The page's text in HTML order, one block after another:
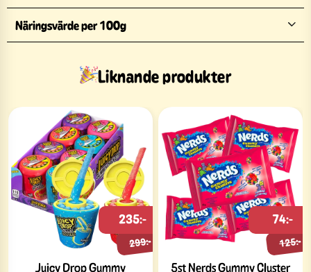
Näringsvärde per 100g
Liknande produkter
Juicy Drop Gummy
299:-
235:-
5st Nerds Gummy Cluster
125:-
74:-